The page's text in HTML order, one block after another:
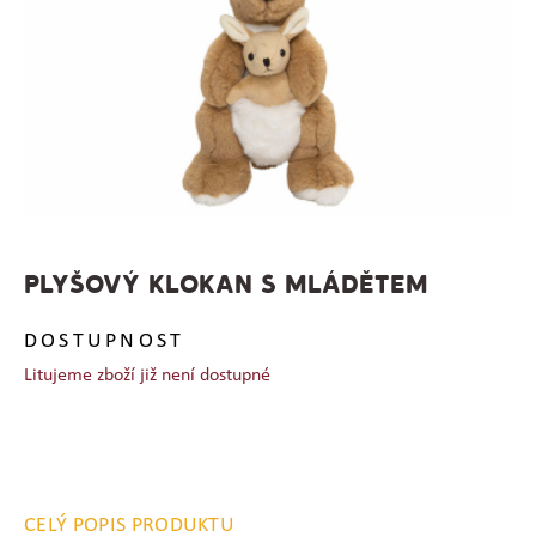
PLYŠOVÝ KLOKAN S MLÁDĚTEM
DOSTUPNOST
Litujeme zboží již není dostupné
CELÝ POPIS PRODUKTU